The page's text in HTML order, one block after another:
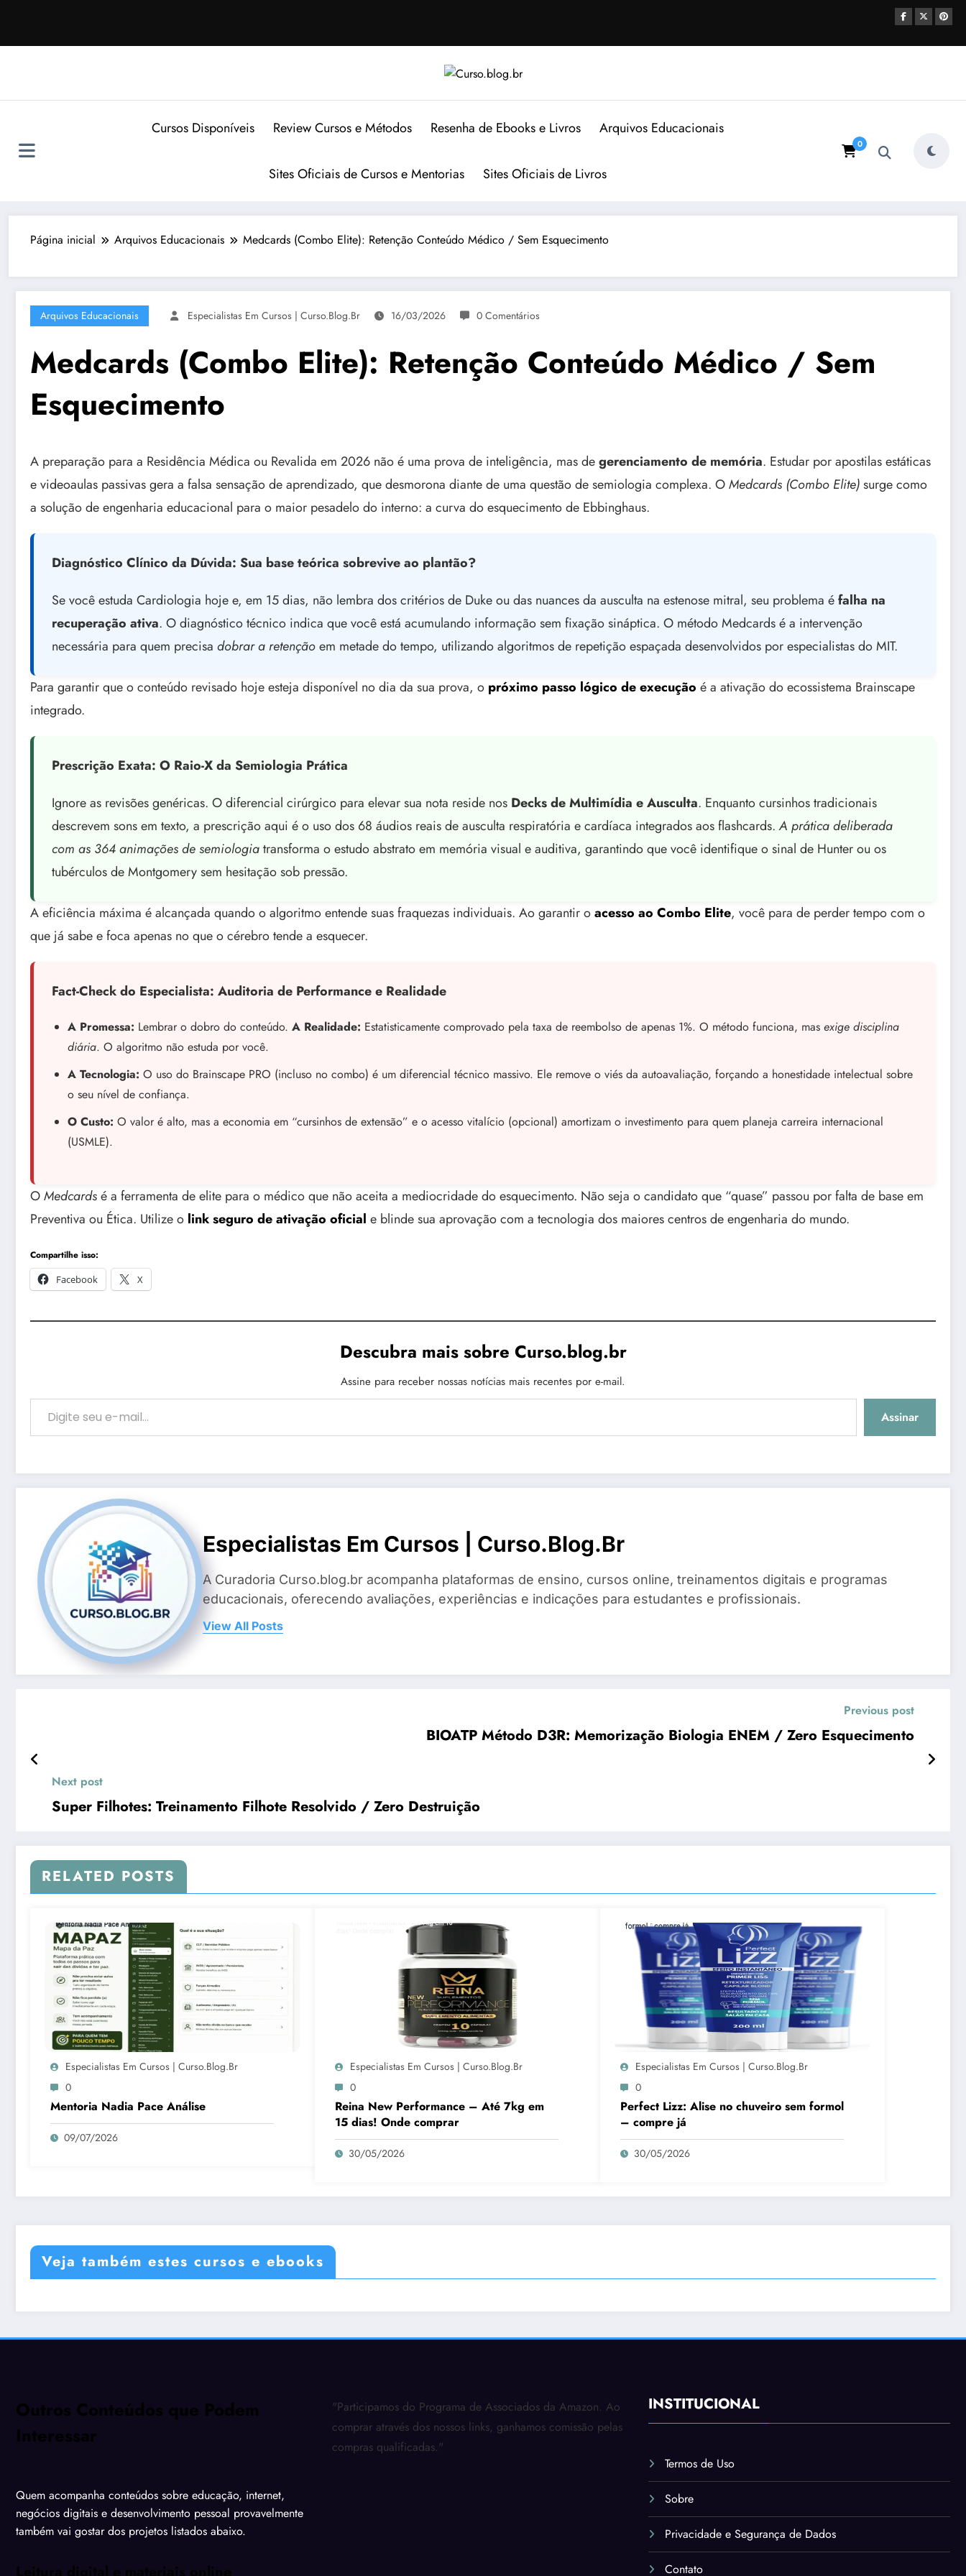
o
Cursos Disponíveis Review Cursos e Métodos Resenha de Ebooks e Livros Arquivos Educacionais
Sites Oficiais de Cursos e Mentorias Sites Oficiais de Livros
0
Página inicial Arquivos Educacionais Medcards (Combo Elite): Retenção Conteúdo Médico / Sem Esquecimento
Arquivos Educacionais Especialistas Em Cursos | Curso.blog.br 16/03/2026 0 Comentários
Medcards (Combo Elite): Retenção Conteúdo Médico / Sem
Esquecimento
A preparação para a Residência Médica ou Revalida em 2026 não é uma prova de inteligência, mas degerenciamento de memória. Estudar por apostilas estáticas
e videoaulas passivas gera a falsa sensação de aprendizado, que desmorona diante de uma questão de semiologia complexa. OMedcards (Combo Elite)surge como
a solução de engenharia educacional para o maior pesadelo do interno: a curva do esquecimento de Ebbinghaus.
Diagnóstico Clínico da Dúvida: Sua base teórica sobrevive ao plantão?
Se você estuda Cardiologia hoje e, em 15 dias, não lembra dos critérios de Duke ou das nuances da ausculta na estenose mitral, seu problema éfalha na
recuperação ativa. O diagnóstico técnico indica que você está acumulando informação sem fixação sináptica. O método Medcards é a intervenção
necessária para quem precisa dobrar a retençãoem metade do tempo, utilizando algoritmos de repetição espaçada desenvolvidos por especialistas do MIT.
Para garantir que o conteúdo revisado hoje esteja disponível no dia da sua prova, o próximo passo lógico de execução é a ativação do ecossistema Brainscape
integrado.
Prescrição Exata: O Raio-X da Semiologia Prática
Ignore as revisões genéricas. O diferencial cirúrgico para elevar sua nota reside nos Decks de Multimídia e Ausculta. Enquanto cursinhos tradicionais
descrevem sons em texto, a prescrição aqui é o uso dos 68 áudios reais de ausculta respiratória e cardíaca integrados aos flashcards.A prática deliberada
com as 364 animações de semiologiatransforma o estudo abstrato em memória visual e auditiva, garantindo que você identifique o sinal de Hunter ou os
tubérculos de Montgomery sem hesitação sob pressão.
A eficiência máxima é alcançada quando o algoritmo entende suas fraquezas individuais. Ao garantir oacesso ao Combo Elite, você para de perder tempo com o
que já sabe e foca apenas no que o cérebro tende a esquecer.
Fact-Check do Especialista: Auditoria de Performance e Realidade
A Promessa: Lembrar o dobro do conteúdo. A Realidade: Estatisticamente comprovado pela taxa de reembolso de apenas 1%. O método funciona, mas exige disciplina
diária. O algoritmo não estuda por você.
A Tecnologia: O uso do Brainscape PRO (incluso no combo) é um diferencial técnico massivo. Ele remove o viés da autoavaliação, forçando a honestidade intelectual sobre
o seu nível de confiança.
O Custo: O valor é alto, mas a economia em “cursinhos de extensão” e o acesso vitalício (opcional) amortizam o investimento para quem planeja carreira internacional
(USMLE).
OMedcardsé a ferramenta de elite para o médico que não aceita a mediocridade do esquecimento. Não seja o candidato que “quase” passou por falta de base em
Preventiva ou Ética. Utilize o link seguro de ativação oficial e blinde sua aprovação com a tecnologia dos maiores centros de engenharia do mundo.
Compartilhe isso:
Facebook
X
Descubra mais sobre Curso.blog.br
Assine para receber nossas notícias mais recentes por e-mail.
Digite seu e-mail…
Assinar
Especialistas Em Cursos | Curso.blog.br
A Curadoria Curso.blog.br acompanha plataformas de ensino, cursos online, treinamentos digitais e programas
educacionais, oferecendo avaliações, experiências e indicações para estudantes e profissionais.
View All Posts
Previous post
BIOATP Método D3R: Memorização Biologia ENEM / Zero Esquecimento
Next post
Super Filhotes: Treinamento Filhote Resolvido / Zero Destruição
RELATED POSTS
Especialistas Em Cursos | Curso.blog.br
0
Mentoria Nadia Pace Análise
09/07/2026
Especialistas Em Cursos | Curso.blog.br
0
Reina New Performance – Até 7kg em
15 dias! Onde comprar
30/05/2026
Especialistas Em Cursos | Curso.blog.br
0
Perfect Lizz: Alise no chuveiro sem formol
– compre já
30/05/2026
Veja também estes cursos e ebooks
Outros Conteúdos que Podem
Interessar
Quem acompanha conteúdos sobre educação, internet,
negócios digitais e desenvolvimento pessoal provavelmente
também vai gostar dos projetos listados abaixo.
"Participamos do Programa de Associados da Amazon. Ao
comprar através dos nossos links, ganhamos comissão pelas
compras qualificadas."
INSTITUCIONAL
Termos de Uso
Sobre
Privacidade e Segurança de Dados
Contato